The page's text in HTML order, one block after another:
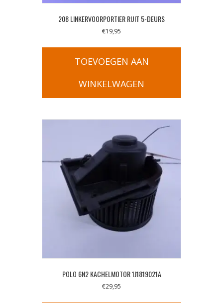
208 LINKERVOORPORTIER RUIT 5-DEURS
€19,95
TOEVOEGEN AAN
WINKELWAGEN
POLO 6N2 KACHELMOTOR 1J1819021A
€29,95